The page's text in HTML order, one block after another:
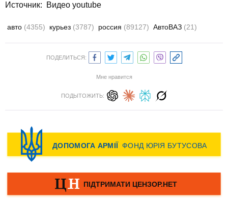
Источник:
Видео youtube
авто (4355) курьез (3787) россия (89127) АвтоВАЗ (21)
ПОДЕЛИТЬСЯ:
Мне нравится
ПОДЫТОЖИТЬ: